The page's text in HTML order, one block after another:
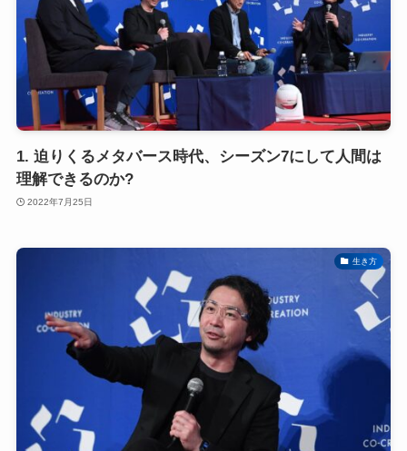
1. 迫りくるメタバース時代、シーズン7にして人間は
理解できるのか?
2022年7月25日
生き方